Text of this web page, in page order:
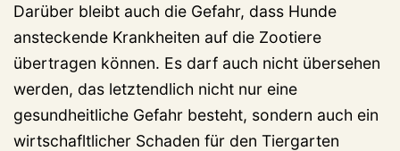
Darüber bleibt auch die Gefahr, dass Hunde
ansteckende Krankheiten auf die Zootiere
übertragen können. Es darf auch nicht übersehen
werden, das letztendlich nicht nur eine
gesundheitliche Gefahr besteht, sondern auch ein
wirtschafltlicher Schaden für den Tiergarten